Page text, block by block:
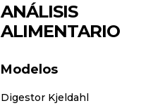
ANÁLISIS
ALIMENTARIO
Modelos
Digestor Kjeldahl